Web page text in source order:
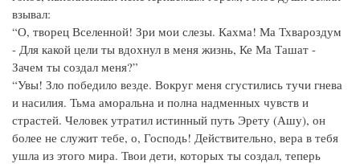
взывал:
“О, творец Вселенной! Зри мои слезы. Кахма! Ма Тхвароздум
- Для какой цели ты вдохнул в меня жизнь, Ке Ма Ташат -
Зачем ты создал меня?”
“Увы! Зло победило везде. Вокруг меня сгустились тучи гнева
и насилия. Тьма аморальна и полна надменных чувств и
страстей. Человек утратил истинный путь Эрету (Ашу), он
более не служит тебе, о, Господь! Действительно, вера в тебя
ушла из этого мира. Твои дети, которых ты создал, теперь